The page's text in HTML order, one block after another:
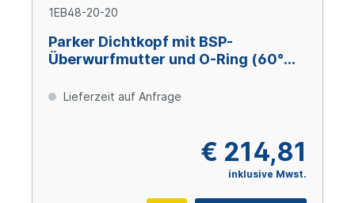
1EB48-20-20
Parker Dichtkopf mit BSP-
Überwurfmutter und O-Ring (60°
Lieferzeit auf Anfrage
€ 214,81
inklusive Mwst.